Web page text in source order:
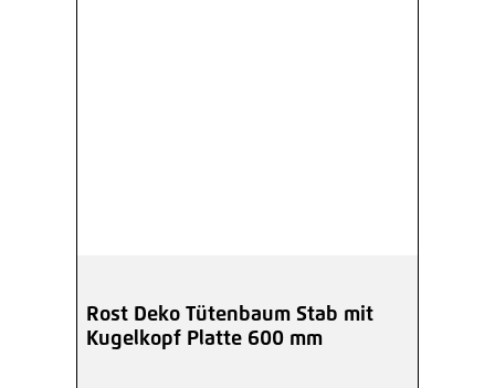
Rost Deko Tütenbaum Stab mit
Kugelkopf Platte 600 mm